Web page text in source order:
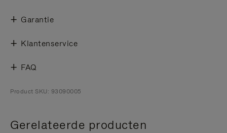
Garantie
Klantenservice
FAQ
Product SKU: 93090005
Gerelateerde producten